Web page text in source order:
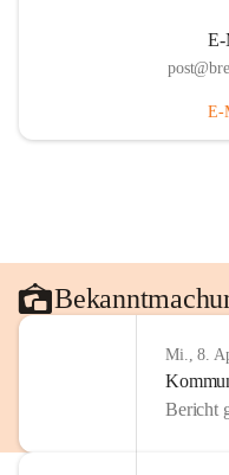
E-
E-
Mi., 8.
Bericht